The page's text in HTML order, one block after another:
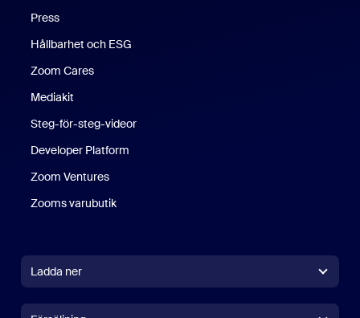
Press
Hållbarhet och ESG
Zoom Cares
Mediakit
Steg-för-steg-videor
Developer Platform
Zoom Ventures
Zooms varubutik
Ladda ner